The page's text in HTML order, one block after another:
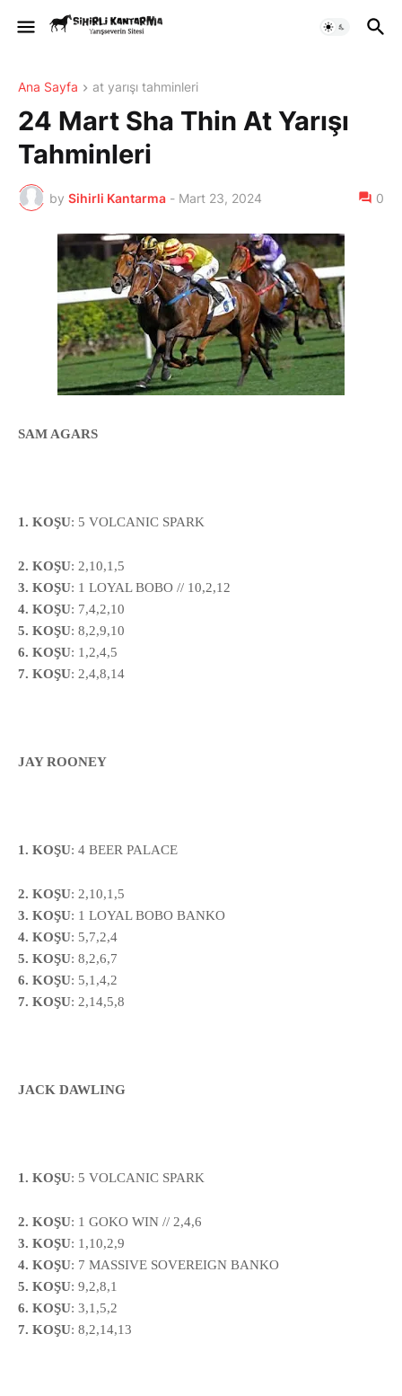
Ana Sayfa at yarışı tahminleri
24 Mart Sha Thin At Yarışı
Tahminleri
by Sihirli Kantarma - Mart 23, 2024 0
SAM AGARS
1. KOŞU: 5 VOLCANIC SPARK
2. KOŞU: 2,10,1,5
3. KOŞU: 1 LOYAL BOBO // 10,2,12
4. KOŞU: 7,4,2,10
5. KOŞU: 8,2,9,10
6. KOŞU: 1,2,4,5
7. KOŞU: 2,4,8,14
JAY ROONEY
1. KOŞU: 4 BEER PALACE
2. KOŞU: 2,10,1,5
3. KOŞU: 1 LOYAL BOBO BANKO
4. KOŞU: 5,7,2,4
5. KOŞU: 8,2,6,7
6. KOŞU: 5,1,4,2
7. KOŞU: 2,14,5,8
JACK DAWLING
1. KOŞU: 5 VOLCANIC SPARK
2. KOŞU: 1 GOKO WIN // 2,4,6
3. KOŞU: 1,10,2,9
4. KOŞU: 7 MASSIVE SOVEREIGN BANKO
5. KOŞU: 9,2,8,1
6. KOŞU: 3,1,5,2
7. KOŞU: 8,2,14,13